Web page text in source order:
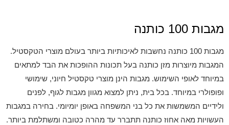
מגבות 100 כותנה
מגבות 100 כותנה נחשבות לאיכותיות ביותר בעולם מוצרי הטקסטיל.
המגבות מיוצרות מזן כותנה בעל תכונות ההופכות את הבד למתאים
במיוחד לאופי השימוש. מגבות הינן מוצרי טקסטיל חיוני, שימושי
ופופולרי במיוחד. בכל בית, ניתן למצוא מגוון מגבות לגוף, לפנים
ולידיים המשמשות את כל בני המשפחה באופן יומיומי. בחירה במגבות
העשויות מאה אחוז כותנה תתברר עד מהרה כטובה ומשתלמת ביותר.